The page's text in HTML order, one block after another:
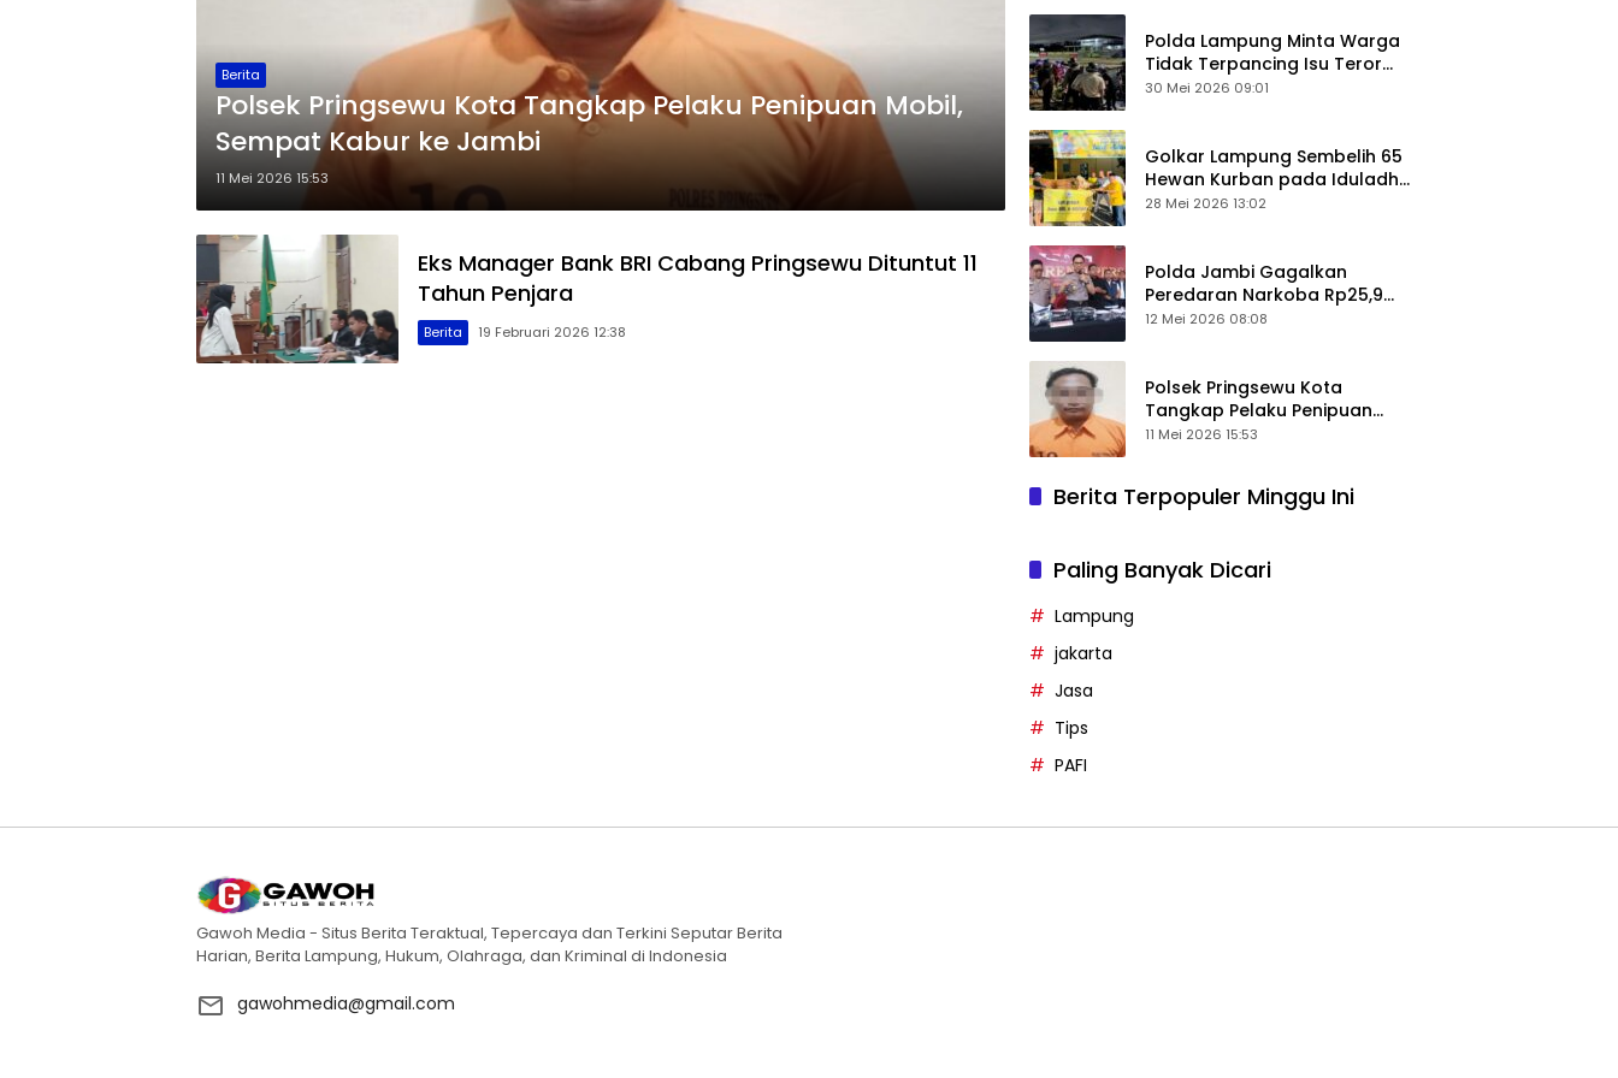
Berita
Polsek Pringsewu Kota Tangkap Pelaku Penipuan Mobil,
Sempat Kabur ke Jambi
11 Mei 2026 15:53
Eks Manager Bank BRI Cabang Pringsewu Dituntut 11
Tahun Penjara
Berita 19 Februari 2026 12:38
Polda Lampung Minta Warga
Tidak Terpancing Isu Teror
Pocong Palsu, Patroli
30 Mei 2026 09:01
Golkar Lampung Sembelih 65
Hewan Kurban pada Iduladha
1447 Hijriah
28 Mei 2026 13:02
Polda Jambi Gagalkan
Peredaran Narkoba Rp25,9
Miliar, Empat Tersangka
12 Mei 2026 08:08
Polsek Pringsewu Kota
Tangkap Pelaku Penipuan
Mobil, Sempat Kabur ke Jambi
11 Mei 2026 15:53
Berita Terpopuler Minggu Ini
Paling Banyak Dicari
Lampung
jakarta
Jasa
Tips
PAFI
Gawoh Media - Situs Berita Teraktual, Tepercaya dan Terkini Seputar Berita
Harian, Berita Lampung, Hukum, Olahraga, dan Kriminal di Indonesia
gawohmedia@gmail.com